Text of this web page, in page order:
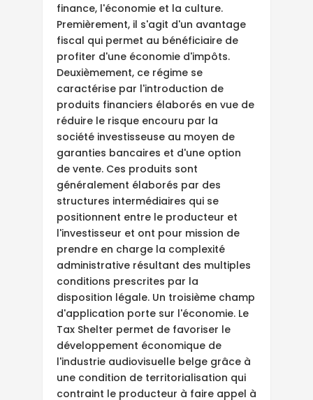
finance, l'économie et la culture.
Premièrement, il s'agit d'un avantage
fiscal qui permet au bénéficiaire de
profiter d'une économie d'impôts.
Deuxièmement, ce régime se
caractérise par l'introduction de
produits financiers élaborés en vue de
réduire le risque encouru par la
société investisseuse au moyen de
garanties bancaires et d'une option
de vente. Ces produits sont
généralement élaborés par des
structures intermédiaires qui se
positionnent entre le producteur et
l'investisseur et ont pour mission de
prendre en charge la complexité
administrative résultant des multiples
conditions prescrites par la
disposition légale. Un troisième champ
d'application porte sur l'économie. Le
Tax Shelter permet de favoriser le
développement économique de
l'industrie audiovisuelle belge grâce à
une condition de territorialisation qui
contraint le producteur à faire appel à